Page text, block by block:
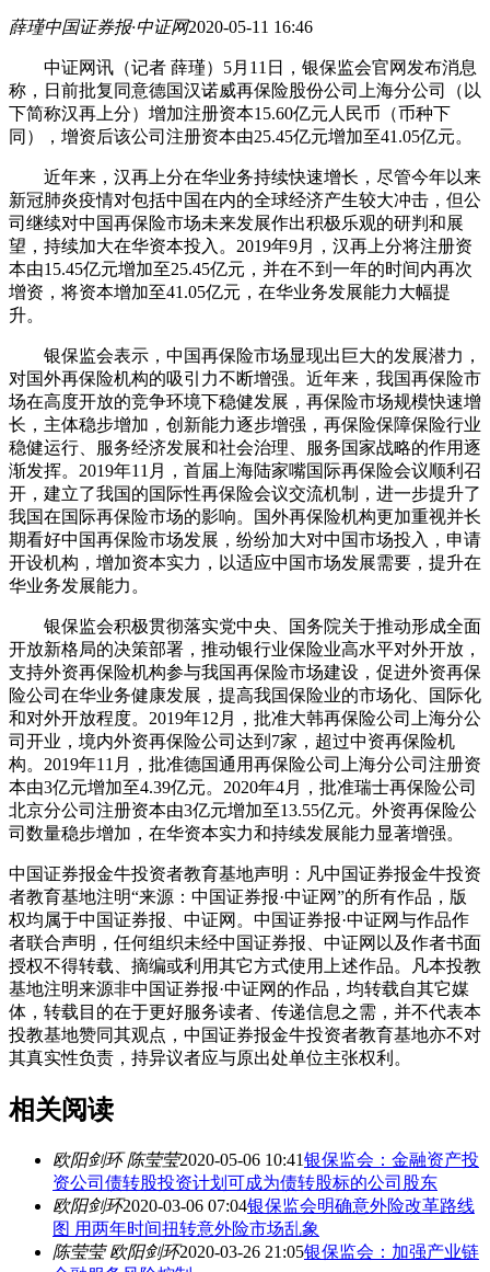
薛瑾中国证券报·中证网2020-05-11 16:46
中证网讯（记者 薛瑾）5月11日，银保监会官网发布消息
称，日前批复同意德国汉诺威再保险股份公司上海分公司（以
下简称汉再上分）增加注册资本15.60亿元人民币（币种下
同），增资后该公司注册资本由25.45亿元增加至41.05亿元。
近年来，汉再上分在华业务持续快速增长，尽管今年以来
新冠肺炎疫情对包括中国在内的全球经济产生较大冲击，但公
司继续对中国再保险市场未来发展作出积极乐观的研判和展
望，持续加大在华资本投入。2019年9月，汉再上分将注册资
本由15.45亿元增加至25.45亿元，并在不到一年的时间内再次
增资，将资本增加至41.05亿元，在华业务发展能力大幅提
升。
银保监会表示，中国再保险市场显现出巨大的发展潜力，
对国外再保险机构的吸引力不断增强。近年来，我国再保险市
场在高度开放的竞争环境下稳健发展，再保险市场规模快速增
长，主体稳步增加，创新能力逐步增强，再保险保障保险行业
稳健运行、服务经济发展和社会治理、服务国家战略的作用逐
渐发挥。2019年11月，首届上海陆家嘴国际再保险会议顺利召
开，建立了我国的国际性再保险会议交流机制，进一步提升了
我国在国际再保险市场的影响。国外再保险机构更加重视并长
期看好中国再保险市场发展，纷纷加大对中国市场投入，申请
开设机构，增加资本实力，以适应中国市场发展需要，提升在
华业务发展能力。
银保监会积极贯彻落实党中央、国务院关于推动形成全面
开放新格局的决策部署，推动银行业保险业高水平对外开放，
支持外资再保险机构参与我国再保险市场建设，促进外资再保
险公司在华业务健康发展，提高我国保险业的市场化、国际化
和对外开放程度。2019年12月，批准大韩再保险公司上海分公
司开业，境内外资再保险公司达到7家，超过中资再保险机
构。2019年11月，批准德国通用再保险公司上海分公司注册资
本由3亿元增加至4.39亿元。2020年4月，批准瑞士再保险公司
北京分公司注册资本由3亿元增加至13.55亿元。外资再保险公
司数量稳步增加，在华资本实力和持续发展能力显著增强。
中国证券报金牛投资者教育基地声明：凡中国证券报金牛投资
者教育基地注明“来源：中国证券报·中证网”的所有作品，版
权均属于中国证券报、中证网。中国证券报·中证网与作品作
者联合声明，任何组织未经中国证券报、中证网以及作者书面
授权不得转载、摘编或利用其它方式使用上述作品。凡本投教
基地注明来源非中国证券报·中证网的作品，均转载自其它媒
体，转载目的在于更好服务读者、传递信息之需，并不代表本
投教基地赞同其观点，中国证券报金牛投资者教育基地亦不对
其真实性负责，持异议者应与原出处单位主张权利。
相关阅读
欧阳剑环 陈莹莹2020-05-06 10:41银保监会：金融资产投
资公司债转股投资计划可成为债转股标的公司股东
欧阳剑环2020-03-06 07:04银保监会明确意外险改革路线
图 用两年时间扭转意外险市场乱象
陈莹莹 欧阳剑环2020-03-26 21:05银保监会：加强产业链